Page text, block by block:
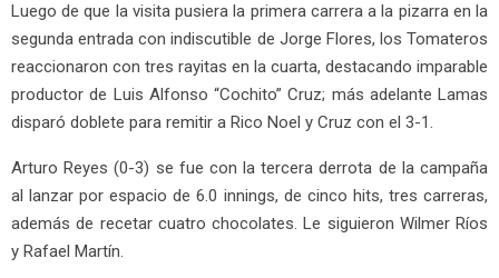
Luego de que la visita pusiera la primera carrera a la pizarra en la
segunda entrada con indiscutible de Jorge Flores, los Tomateros
reaccionaron con tres rayitas en la cuarta, destacando imparable
productor de Luis Alfonso “Cochito” Cruz; más adelante Lamas
disparó doblete para remitir a Rico Noel y Cruz con el 3-1.
Arturo Reyes (0-3) se fue con la tercera derrota de la campaña
al lanzar por espacio de 6.0 innings, de cinco hits, tres carreras,
además de recetar cuatro chocolates. Le siguieron Wilmer Ríos
y Rafael Martín.